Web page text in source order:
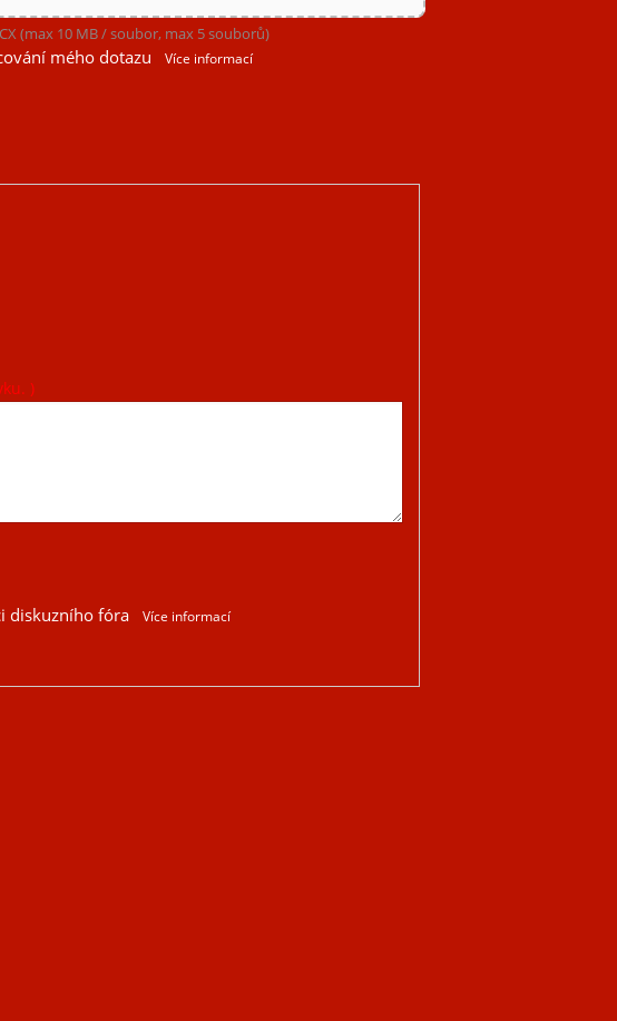
(max 10 MB / soubor, max 5 souborů)
mého dotazu Více informací
)
diskuzního fóra Více informací